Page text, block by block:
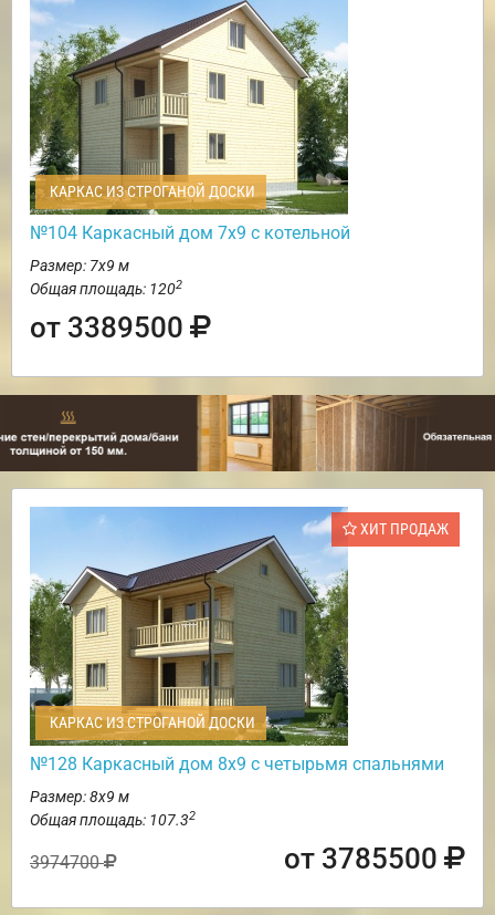
КАРКАС ИЗ СТРОГАНОЙ ДОСКИ
№104 Каркасный дом 7х9 с котельной
Размер: 7х9 м
Общая площадь: 1202
от 3389500
ХИТ ПРОДАЖ
КАРКАС ИЗ СТРОГАНОЙ ДОСКИ
№128 Каркасный дом 8х9 с четырьмя спальнями
Размер: 8х9 м
Общая площадь: 107.32
3974700 от 3785500